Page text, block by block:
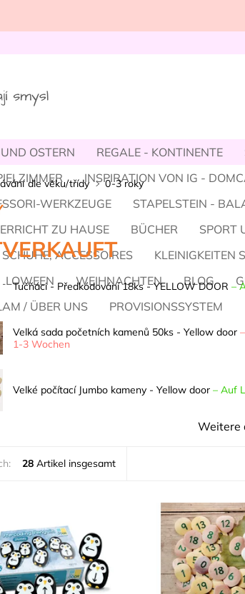
OSTERN REGALE - KONTINENTE
INSPIRATION VON IG -
WERKZEUGE STAPELSTEIN -
ZU HAUSE BÜCHER SPORT
ACCESSOIRES KLEINIGKEITEN
WEIHNACHTEN BLOG
/ ÜBER UNS PROVISIONSSYSTEM
dle věku/třídy 0-3 roky
Tučňáci - Předkódování 18ks - YELLOW DOOR –
Velká sada početních kamenů 50ks - Yellow door –
1-3 Wochen
Velké počítací Jumbo kameny - Yellow door – Auf
Weitere
28Artikel insgesamt